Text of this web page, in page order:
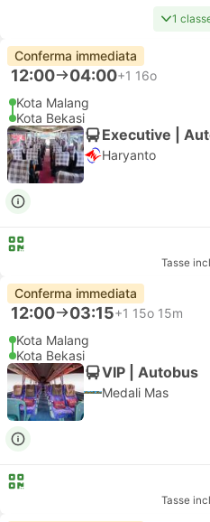
1
Conferma immediata
12:00 04:00+1 16o
Kota Malang
Kota Bekasi
Executive |
Haryanto
Tasse
Conferma immediata
12:00 03:15+1 15o 15m
Kota Malang
Kota Bekasi
VIP | Autobus
Medali Mas
Tasse